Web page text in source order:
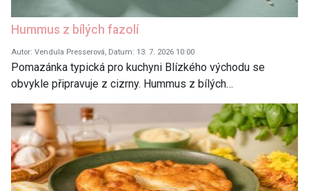
Hummus z bílých fazolí
Autor: Vendula Presserová, Datum: 13. 7. 2026 10:00
Pomazánka typická pro kuchyni Blízkého východu se
obvykle připravuje z cizrny. Hummus z bílých…